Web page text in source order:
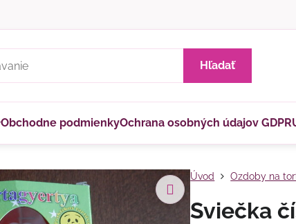
Hľadať
Obchodne podmienkyOchrana osobných údajov GDPR
Úvod Ozdoby na
Sviečka